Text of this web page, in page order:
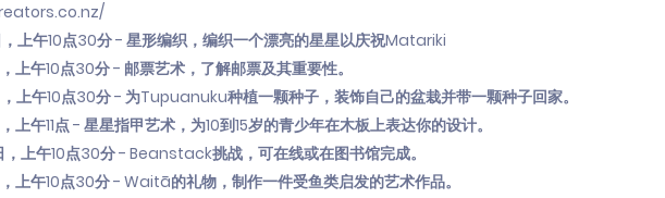
上午10点30分 - 星形编织，编织一个漂亮的星星以庆祝Matariki
上午10点30分 - 邮票艺术，了解邮票及其重要性。
上午10点30分 - 为Tupuanuku种植一颗种子，装饰自己的盆栽并带一颗种子回家。
上午11点 - 星星指甲艺术，为10到15岁的青少年在木板上表达你的设计。
，上午10点30分 - Beanstack挑战，可在线或在图书馆完成。
上午10点30分 - Waitā的礼物，制作一件受鱼类启发的艺术作品。